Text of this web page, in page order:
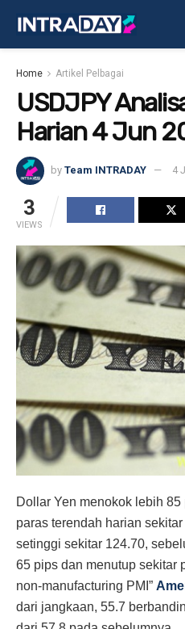
Home Artikel Pelbagai
USDJPY
Harian 4 Jun
by Team INTRADAY 4
3
VIEWS
Dollar Yen menokok lebih
paras terendah harian
setinggi sekitar 124.70,
65 pips dan menutup sekitar
non-manufacturing PMI”
dari jangkaan, 55.7